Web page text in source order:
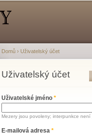
Jste zde
Domů › Uživatelský účet
Uživatelský účet
Hlavní záložky
Uživatelské jméno *
Mezery jsou povoleny; interpunkce
E-mailová adresa *